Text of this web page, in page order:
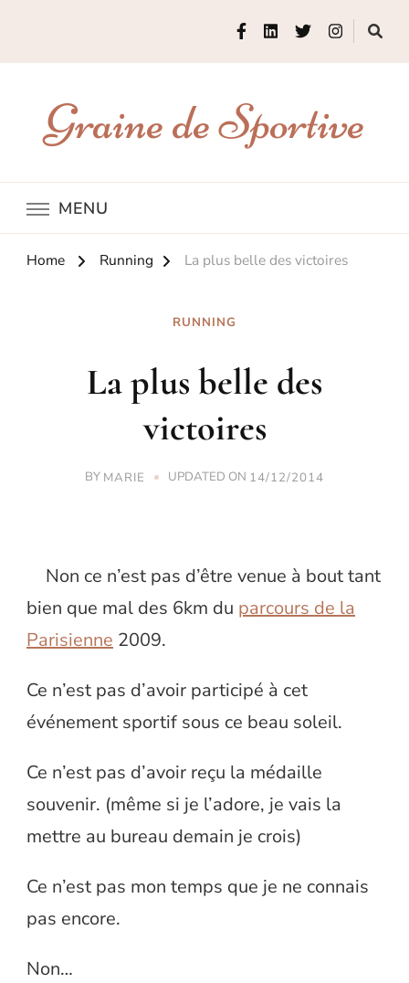
Graine de Sportive
MENU
Home Running La plus belle des victoires
RUNNING
La plus belle des
victoires
BY MARIE UPDATED ON 14/12/2014
Non ce n’est pas d’être venue à bout tant
bien que mal des 6km du parcours de la
Parisienne 2009.
Ce n’est pas d’avoir participé à cet
événement sportif sous ce beau soleil.
Ce n’est pas d’avoir reçu la médaille
souvenir. (même si je l’adore, je vais la
mettre au bureau demain je crois)
Ce n’est pas mon temps que je ne connais
pas encore.
Non…